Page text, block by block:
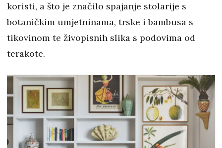
koristi, a što je značilo spajanje stolarije s
botaničkim umjetninama, trske i bambusa s
tikovinom te živopisnih slika s podovima od
terakote.